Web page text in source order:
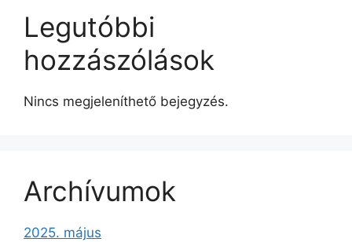
Legutóbbi
hozzászólások
Nincs megjeleníthető bejegyzés.
Archívumok
2025. május